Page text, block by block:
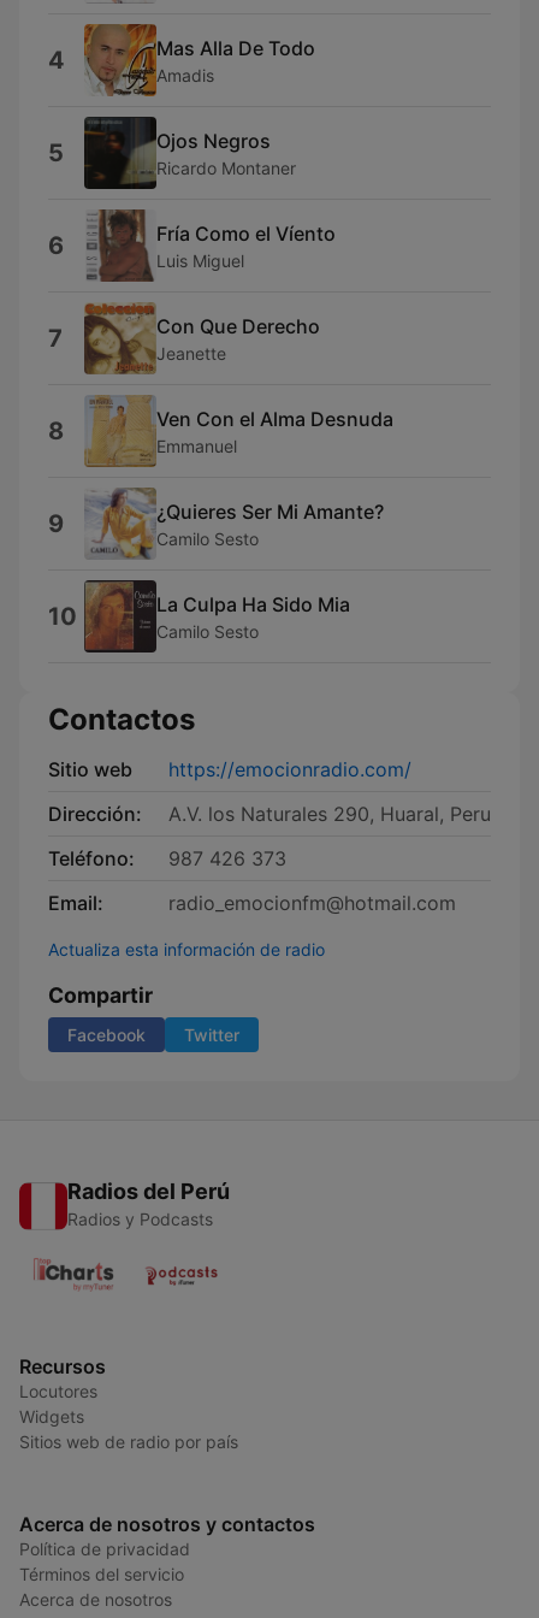
4 Mas Alla De Todo
Amadis
5 Ojos Negros
Ricardo Montaner
6 Fría Como el Víento
Luis Miguel
7 Con Que Derecho
Jeanette
8 Ven Con el Alma Desnuda
Emmanuel
9 ¿Quieres Ser Mi Amante?
Camilo Sesto
10 La Culpa Ha Sido Mia
Camilo Sesto
Contactos
Sitio web
https://emocionradio.com/
Dirección:
A.V. los Naturales 290, Huaral, Peru
Teléfono:
987 426 373
Email:
radio_emocionfm@hotmail.com
Actualiza esta información de radio
Compartir
Facebook Twitter
Radios del Perú
Radios y Podcasts
Recursos
Locutores
Widgets
Sitios web de radio por país
Acerca de nosotros y contactos
Política de privacidad
Términos del servicio
Acerca de nosotros